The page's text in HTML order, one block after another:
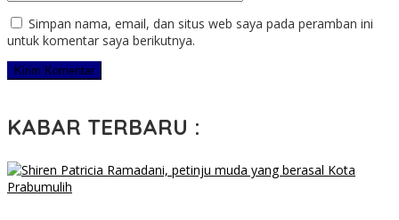
Simpan nama, email, dan situs web saya pada peramban ini
untuk komentar saya berikutnya.
KABAR TERBARU :